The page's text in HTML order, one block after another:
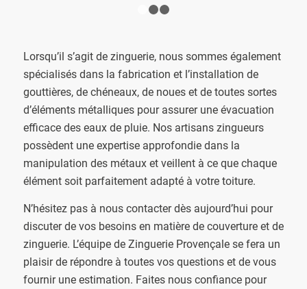
Lorsqu’il s’agit de zinguerie, nous sommes également
spécialisés dans la fabrication et l’installation de
gouttières, de chéneaux, de noues et de toutes sortes
d’éléments métalliques pour assurer une évacuation
efficace des eaux de pluie. Nos artisans zingueurs
possèdent une expertise approfondie dans la
manipulation des métaux et veillent à ce que chaque
élément soit parfaitement adapté à votre toiture.
N’hésitez pas à nous contacter dès aujourd’hui pour
discuter de vos besoins en matière de couverture et de
zinguerie. L’équipe de Zinguerie Provençale se fera un
plaisir de répondre à toutes vos questions et de vous
fournir une estimation. Faites nous confiance pour